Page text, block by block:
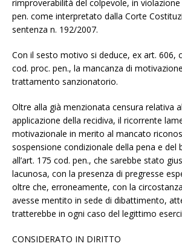
rimproverabilità del colpevole, in violazione
pen. come interpretato dalla Corte
sentenza n. 192/2007.
Con il sesto motivo si deduce, ex art. 606,
cod. proc. pen., la mancanza di
trattamento sanzionatorio.
Oltre alla già menzionata censura relativa
applicazione della recidiva, il ricorrente
motivazionale in merito al mancato
sospensione condizionale della pena e del
all’art. 175 cod. pen., che sarebbe stato
lacunosa, con la presenza di pregresse
oltre che, erroneamente, con la
avesse mentito in sede di dibattimento,
tratterebbe in ogni caso del legittimo
CONSIDERATO IN DIRITTO